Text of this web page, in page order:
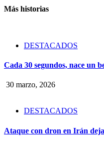
Más historias
DESTACADOS
Cada 30 segundos, nace un
30 marzo, 2026
DESTACADOS
Ataque con dron en Irán